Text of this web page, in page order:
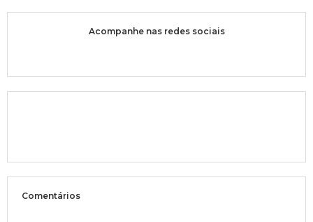
Acompanhe nas redes sociais
Comentários